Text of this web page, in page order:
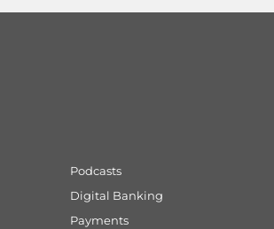
Podcasts
Digital Banking
Payments